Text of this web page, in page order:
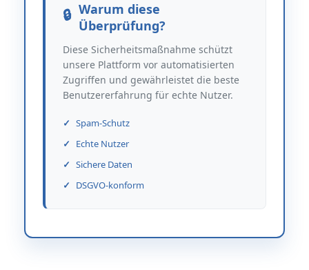
Warum diese
Überprüfung?
Diese Sicherheitsmaßnahme schützt
unsere Plattform vor automatisierten
Zugriffen und gewährleistet die beste
Benutzererfahrung für echte Nutzer.
Spam-Schutz
Echte Nutzer
Sichere Daten
DSGVO-konform